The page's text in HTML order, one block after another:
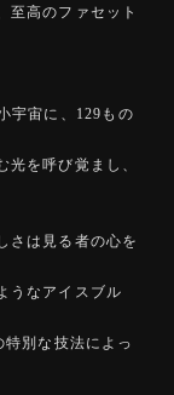
至高のファセット
宇宙に、129もの
を呼び覚まし、
さは見る者の心を
うなアイスブル
別な技法によっ